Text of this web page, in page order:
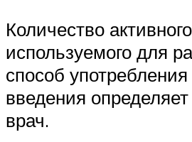
Количество
используемого для
способ употребления
введения
врач.